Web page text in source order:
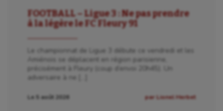
FOOTBALL – Ligue 3 : Ne pas prendre
à la légère le FC Fleury 91
Le championnat de Ligue 3 débute ce vendredi et les
Amiénois se déplacent en région parisienne,
précisément à Fleury (coup d’envoi 20h45). Un
adversaire à ne […]
Le 5 août 2026 par Lionel Herbet